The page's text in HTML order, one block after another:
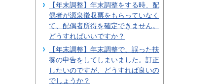
【年末調整】年末調整をする時、配
偶者が源泉徴収票をもらっていなく
て、配偶者所得を確定できません。
どうすればいいですか？
【年末調整】年末調整で、誤った扶
養の申告をしてしまいました。訂正
したいのですが、どうすれば良いの
でしょうか？